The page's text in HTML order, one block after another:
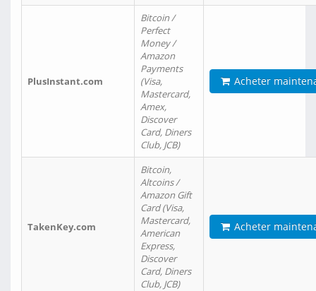
PlusInstant.com
Bitcoin /
Perfect
Money /
Amazon
Payments
(Visa,
Mastercard,
Amex,
Discover
Card, Diners
Club, JCB)
Acheter
TakenKey.com
Bitcoin,
Altcoins /
Amazon Gift
Card (Visa,
Mastercard,
American
Express,
Discover
Card, Diners
Club, JCB)
Acheter